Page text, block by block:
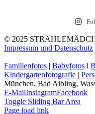
© 2025
Impressum und Datenschutz
Familienfotos | Babyfotos l
Kindergartenfotografie |
München, Bad Aibling,
E-MailInstagramFacebook
Toggle Sliding Bar Area
Page load link